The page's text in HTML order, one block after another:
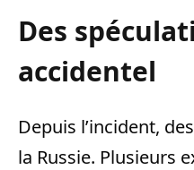
Des
accidentel
Depuis l’incident,
la Russie. Plusieurs